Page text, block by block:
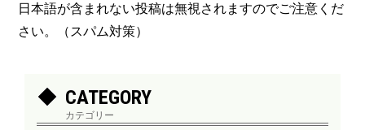
日本語が含まれない投稿は無視されますのでご注意くだ
さい。（スパム対策）
CATEGORY
カテゴリー